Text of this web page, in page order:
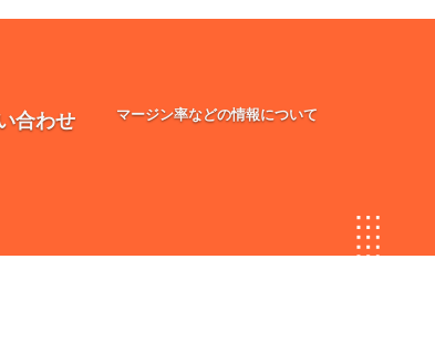
合わせ マージン率などの情報について